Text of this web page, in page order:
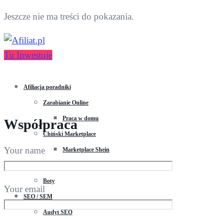
Jeszcze nie ma treści do pokazania.
Tu Inwestuje
Afiliacja poradniki
Zarabianie Online
Praca w domu
Chiński Marketplace
Marketplace Shein
Boty
SEO / SEM
Audyt SEO
Współpraca
Your name
Your email